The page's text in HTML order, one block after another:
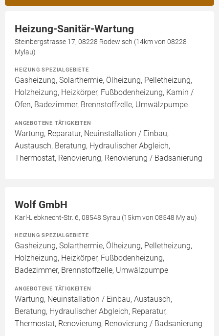
Heizung-Sanitär-Wartung
Steinbergstrasse 17, 08228 Rodewisch (14km von 08228
Mylau)
HEIZUNG SPEZIALGEBIETE
Gasheizung, Solarthermie, Ölheizung, Pelletheizung,
Holzheizung, Heizkörper, Fußbodenheizung, Kamin /
Ofen, Badezimmer, Brennstoffzelle, Umwälzpumpe
ANGEBOTENE TÄTIGKEITEN
Wartung, Reparatur, Neuinstallation / Einbau,
Austausch, Beratung, Hydraulischer Abgleich,
Thermostat, Renovierung, Renovierung / Badsanierung
Wolf GmbH
Karl-Liebknecht-Str. 6, 08548 Syrau (15km von 08548 Mylau)
HEIZUNG SPEZIALGEBIETE
Gasheizung, Solarthermie, Ölheizung, Pelletheizung,
Holzheizung, Heizkörper, Fußbodenheizung,
Badezimmer, Brennstoffzelle, Umwälzpumpe
ANGEBOTENE TÄTIGKEITEN
Wartung, Neuinstallation / Einbau, Austausch,
Beratung, Hydraulischer Abgleich, Reparatur,
Thermostat, Renovierung, Renovierung / Badsanierung